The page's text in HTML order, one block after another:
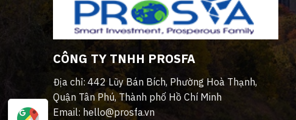
CÔNG TY TNHH PROSFA
Địa chỉ: 442 Lũy Bán Bích, Phường Hoà Thạnh,
Quận Tân Phú, Thành phố Hồ Chí Minh
Email: hello@prosfa.vn